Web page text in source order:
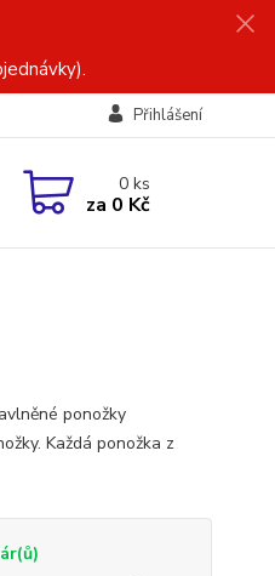
Přihlášení
0ks
za 0 Kč
ponožky
Každá ponožka z